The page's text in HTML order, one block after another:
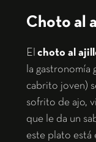
Choto al
El choto al
la gastronomía
cabrito joven)
sofrito de ajo,
que le da un
este plato está